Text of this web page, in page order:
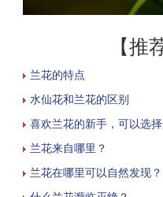
【推
兰花的特点
水仙花和兰花的区别
喜欢兰花的新手，可以选
兰花来自哪里？
兰花在哪里可以自然发现？